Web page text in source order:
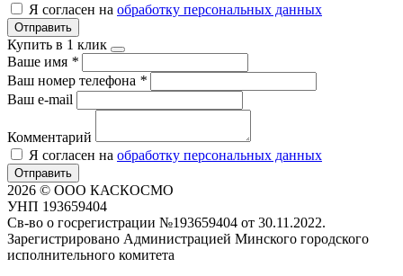
Я согласен на обработку персональных данных
Отправить
Купить в 1 клик
Ваше имя *
Ваш номер телефона *
Ваш e-mail
Комментарий
Я согласен на обработку персональных данных
Отправить
2026 © ООО КАСКОСМО
УНП 193659404
Св-во о госрегистрации №193659404 от 30.11.2022.
Зарегистрировано Администрацией Минского городского
исполнительного комитета